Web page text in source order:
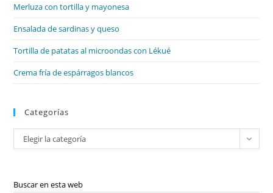
Merluza con tortilla y mayonesa
Ensalada de sardinas y queso
Tortilla de patatas al microondas con Lékué
Crema fría de espárragos blancos
Categorías
Categorías
Elegir la categoría
Buscar en esta web